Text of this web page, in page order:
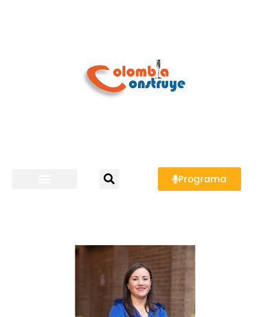
Programa